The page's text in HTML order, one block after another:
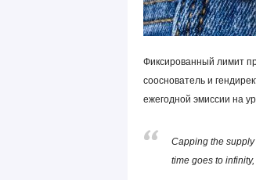
Фиксированный лимит
сооснователь и
ежегодной эмиссии на
Capping the supply
time goes to